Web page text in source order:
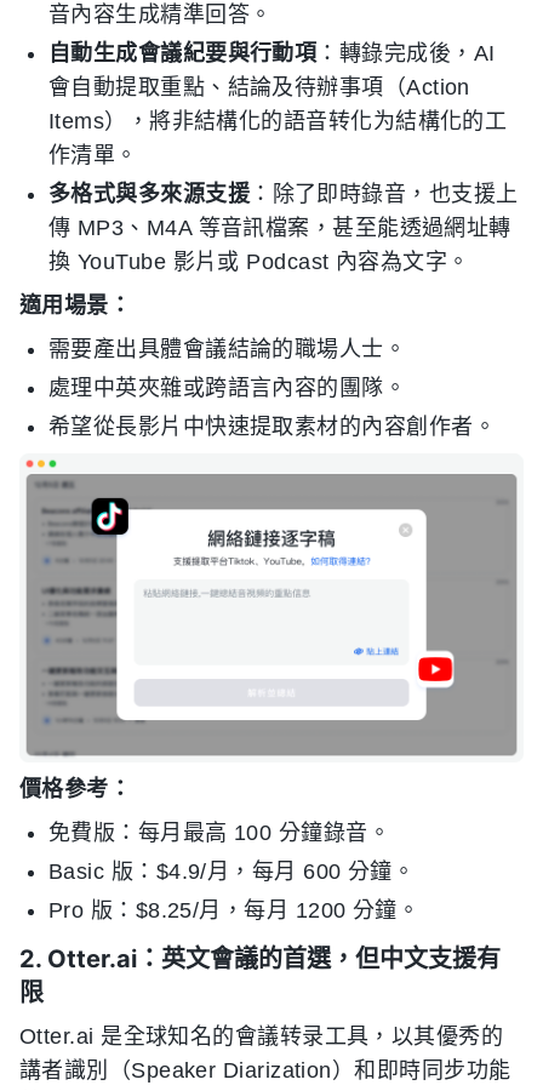
音內容生成精準回答。
自動生成會議紀要與行動項 ：轉錄完成後，AI
會自動提取重點、結論及待辦事項（Action
Items），將非結構化的語音转化为結構化的工
作清單。
多格式與多來源支援 ：除了即時錄音，也支援上
傳 MP3、M4A 等音訊檔案，甚至能透過網址轉
換 YouTube 影片或 Podcast 內容為文字。
適用場景：
需要產出具體會議結論的職場人士。
處理中英夾雜或跨語言內容的團隊。
希望從長影片中快速提取素材的內容創作者。
價格參考：
免費版：每月最高 100 分鐘錄音。
Basic 版：$4.9/月，每月 600 分鐘。
Pro 版：$8.25/月，每月 1200 分鐘。
2. Otter.ai：英文會議的首選，但中文支援有
限
Otter.ai 是全球知名的會議转录工具，以其優秀的
講者識別（Speaker Diarization）和即時同步功能